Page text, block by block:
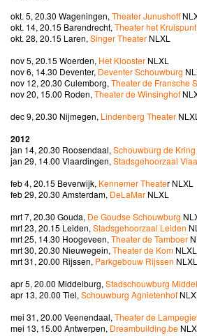
okt. 5, 20.30 Wageningen, Theater Junushoff
okt. 14, 20.15 Barendrecht, Theater het Kruispunt
okt. 28, 20.15 Laren, Singer Theater NLXL
nov 5, 20.15 Woerden, Het Klooster NLXL
nov 6, 14.30 Deventer, Deventer Schouwburg
nov 12, 20.30 Culemborg, Theater de Fransche
nov 20, 15.00 Roden, Theater de Winsinghof
dec 9, 20.30 Nijmegen, Lindenberg Theater NLXL
2012
jan 14, 20.30 Roosendaal, Schouwburg de Kring
jan 29, 14.00 Vlaardingen, Stadsgehoorzaal
feb 4, 20.15 Beverwijk, Kennemer Theater NLXL
feb 29, 20.30 Amsterdam, DeLaMar NLXL
mrt 7, 20.30 Gouda, De Goudse Schouwburg
mrt 23, 20.15 Leiden, Stadsgehoorzaal Leiden
mrt 25, 14.30 Hoogeveen, Theater de Tamboer
mrt 30, 20.30 Nieuwegein, Theater de Kom NLXL
mrt 31, 20.00 Rijssen, Parkgebouw Rijssen NLXL
apr 5, 20.00 Middelburg, Stadschouwburg
apr 13, 20.00 Tiel, Schouwburg Agnietenhof NLXL
mei 31, 20.00 Veenendaal, Theater de
mei 13, 15.00 Antwerpen, Dreambuilding.be